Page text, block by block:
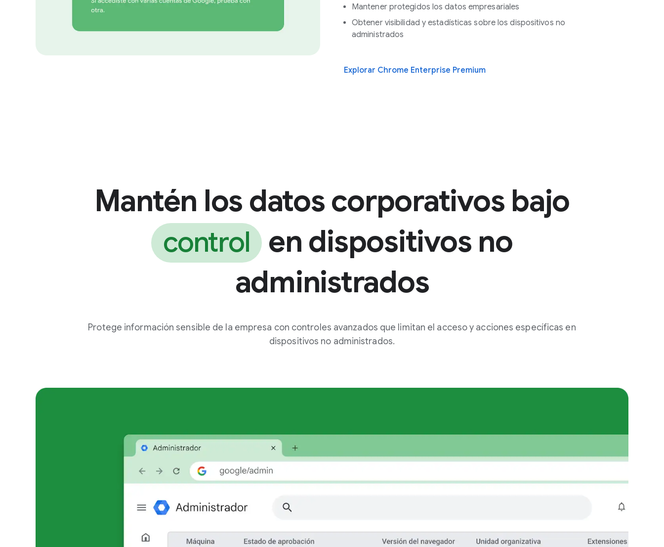
Mantener protegidos los datos empresariales
Obtener visibilidad y estadísticas sobre los dispositivos no
administrados
Explorar Chrome Enterprise Premium
Mantén los datos corporativos bajo
control en dispositivos no
administrados
Protege información sensible de la empresa con controles avanzados que limitan el acceso y acciones específicas en
dispositivos no administrados.